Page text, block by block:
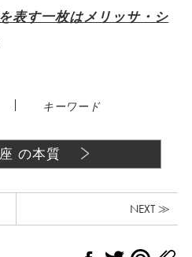
表す一枚はメリッサ・シ
| キーワード
の本質
NEXT ≫